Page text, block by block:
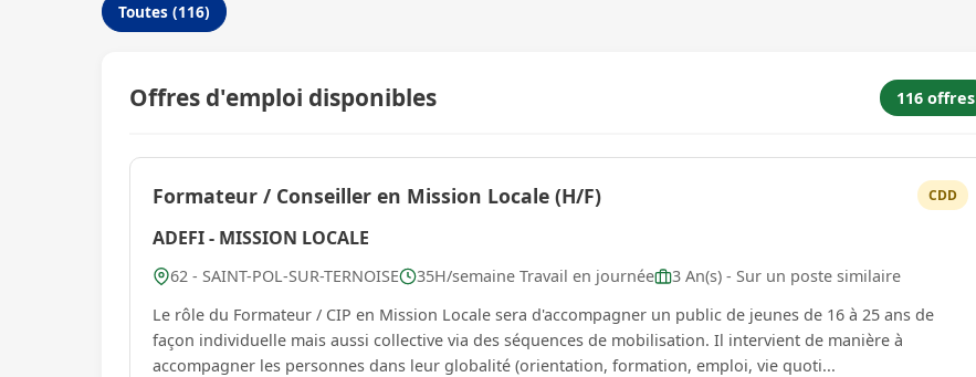
Toutes (116)
Offres d'emploi disponibles 116 offres
Formateur / Conseiller en Mission Locale (H/F) CDD
ADEFI - MISSION LOCALE
62 - SAINT-POL-SUR-TERNOISE 35H/semaine Travail en journée
3 An(s) - Sur un poste similaire
Le rôle du Formateur / CIP en Mission Locale sera d'accompagner un public de jeunes de 16 à 25 ans de
façon individuelle mais aussi collective via des séquences de mobilisation. Il intervient de manière à
accompagner les personnes dans leur globalité (orientation, formation, emploi, vie quoti...